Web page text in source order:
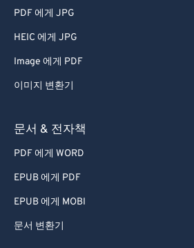
PDF 에게 JPG
HEIC 에게 JPG
Image 에게 PDF
이미지 변환기
문서 & 전자책
PDF 에게 WORD
EPUB 에게 PDF
EPUB 에게 MOBI
문서 변환기